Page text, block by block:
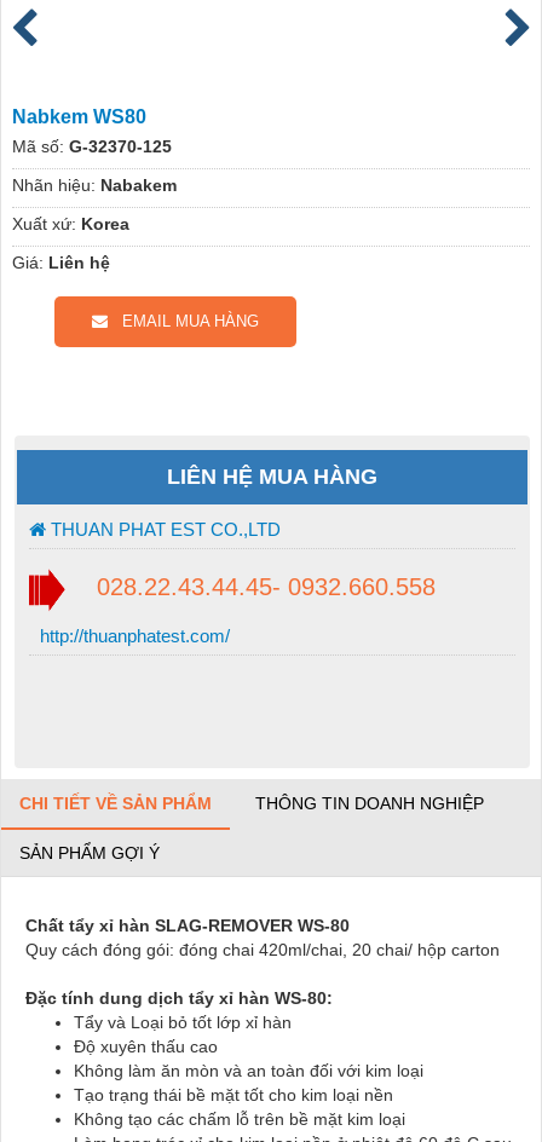
Nabkem WS80
Mã số: G-32370-125
Nhãn hiệu: Nabakem
Xuất xứ: Korea
Giá: Liên hệ
EMAIL MUA HÀNG
LIÊN HỆ MUA HÀNG
THUAN PHAT EST CO.,LTD
028.22.43.44.45- 0932.660.558
http://thuanphatest.com/
CHI TIẾT VỀ SẢN PHẨM THÔNG TIN DOANH NGHIỆP
SẢN PHẨM GỢI Ý
Chất tẩy xỉ hàn SLAG-REMOVER WS-80
Quy cách đóng gói: đóng chai 420ml/chai, 20 chai/ hộp carton
Đặc tính dung dịch tẩy xỉ hàn WS-80:
Tẩy và Loại bỏ tốt lớp xỉ hàn
Độ xuyên thấu cao
Không làm ăn mòn và an toàn đối với kim loại
Tạo trạng thái bề mặt tốt cho kim loại nền
Không tạo các chấm lỗ trên bề mặt kim loại